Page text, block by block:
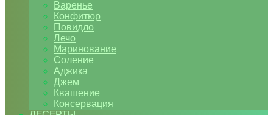
Варенье
Конфитюр
Повидло
Лечо
Маринование
Соление
Аджика
Джем
Квашение
Консервация